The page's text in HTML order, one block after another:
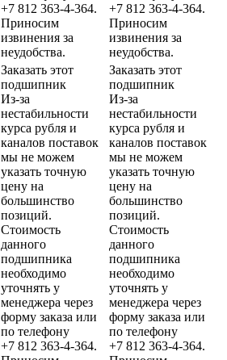
+7 812 363-4-364.
Приносим
извинения за
неудобства.
+7 812 363-4-364.
Приносим
извинения за
неудобства.
Заказать этот
подшипник
Из-за
нестабильности
курса рубля и
каналов поставок
мы не можем
указать точную
цену на
большинство
позиций.
Стоимость
данного
подшипника
необходимо
уточнять у
менеджера через
форму заказа или
по телефону
+7 812 363-4-364.
Заказать этот
подшипник
Из-за
нестабильности
курса рубля и
каналов поставок
мы не можем
указать точную
цену на
большинство
позиций.
Стоимость
данного
подшипника
необходимо
уточнять у
менеджера через
форму заказа или
по телефону
+7 812 363-4-364.